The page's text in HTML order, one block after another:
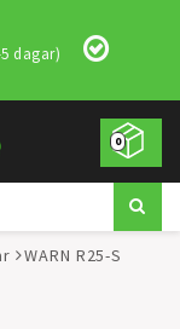
dagar)
0
WARN R25-S